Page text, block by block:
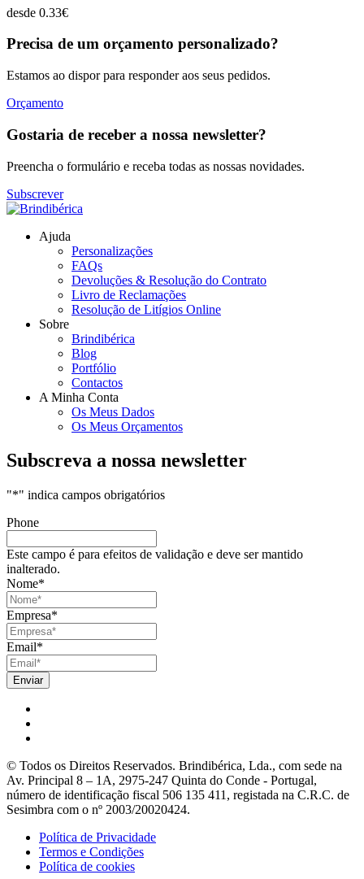
desde 0.33€
Precisa de um orçamento personalizado?
Estamos ao dispor para responder aos seus pedidos.
Orçamento
Gostaria de receber a nossa newsletter?
Preencha o formulário e receba todas as nossas novidades.
Subscrever
Ajuda
Personalizações
FAQs
Devoluções & Resolução do Contrato
Livro de Reclamações
Resolução de Litígios Online
Sobre
Brindibérica
Blog
Portfólio
Contactos
A Minha Conta
Os Meus Dados
Os Meus Orçamentos
Subscreva a nossa newsletter
"*" indica campos obrigatórios
Phone
Este campo é para efeitos de validação e deve ser mantido
inalterado.
Nome*
Empresa*
Email*
© Todos os Direitos Reservados. Brindibérica, Lda., com sede na
Av. Principal 8 – 1A, 2975-247 Quinta do Conde - Portugal,
número de identificação fiscal 506 135 411, registada na C.R.C. de
Sesimbra com o nº 2003/20020424.
Política de Privacidade
Termos e Condições
Política de cookies